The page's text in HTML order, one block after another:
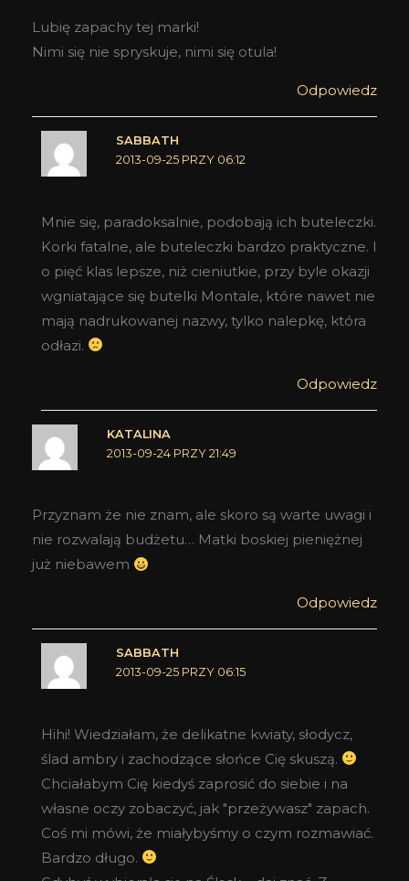
Lubię zapachy tej marki!
Nimi się nie spryskuje, nimi się otula!
Odpowiedz
SABBATH
2013-09-25 PRZY 06:12
Mnie się, paradoksalnie, podobają ich buteleczki.
Korki fatalne, ale buteleczki bardzo praktyczne. I
o pięć klas lepsze, niż cieniutkie, przy byle okazji
wgniatające się butelki Montale, które nawet nie
mają nadrukowanej nazwy, tylko nalepkę, która
odłazi.
Odpowiedz
KATALINA
2013-09-24 PRZY 21:49
Przyznam że nie znam, ale skoro są warte uwagi i
nie rozwalają budżetu… Matki boskiej pieniężnej
już niebawem
Odpowiedz
SABBATH
2013-09-25 PRZY 06:15
Hihi! Wiedziałam, że delikatne kwiaty, słodycz,
ślad ambry i zachodzące słońce Cię skuszą.
Chciałabym Cię kiedyś zaprosić do siebie i na
własne oczy zobaczyć, jak "przeżywasz" zapach.
Coś mi mówi, że miałybyśmy o czym rozmawiać.
Bardzo długo.